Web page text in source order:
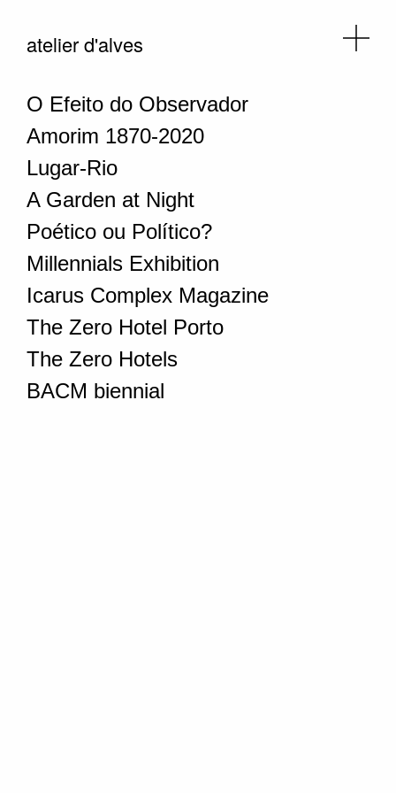
atelier d'alves
O Efeito do Observador
Amorim 1870-2020
Lugar-Rio
A Garden at Night
Poético ou Político?
Millennials Exhibition
Icarus Complex Magazine
The Zero Hotel Porto
The Zero Hotels
BACM biennial